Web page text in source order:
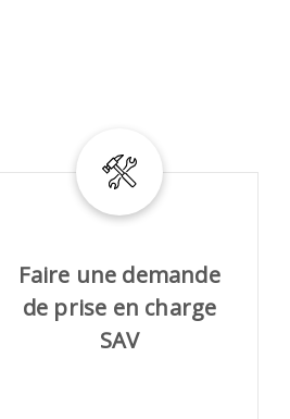
NETTOYAGE
Faire une demande
de prise en charge
SAV